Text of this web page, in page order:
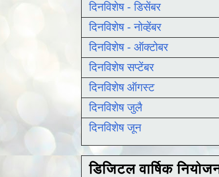
दिनविशेष - डिसेंबर
दिनविशेष - नोव्हेंबर
दिनविशेष - ऑक्टोबर
दिनविशेष सप्टेंबर
दिनविशेष ऑगस्ट
दिनविशेष जुलै
दिनविशेष जून
डिजिटल वार्षिक